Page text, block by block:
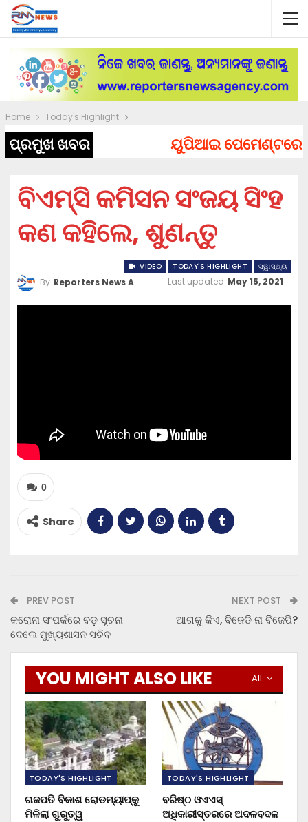
Home Today's Highlight
ପ୍ରମୁଖ ଖବର ୟୁପିଆଇ ପେମେଣ୍ଟରେ
ବିଏମ୍‌ସି କମିସନ ସଂଜୟ ସିଂହ
କଣ କହିଲେ, ଶୁଣନ୍ତୁ
VIDEO TODAY'S HIGHLIGHT ସ୍ୱାସ୍ଥ୍ୟ
By Reporters News Agency Last updated May 15, 2021
0
Share
PREV POST
କରୋନା ସଂପର୍କରେ ବଡ଼ ସୂଚନା
ଦେଲେ ମୁଖ୍ୟଶାସନ ସଚିବ
NEXT POST
ଆଗକୁ କିଏ, ବିଜେଡି ନା ବିଜେପି?
All
YOU MIGHT ALSO LIKE
TODAY'S HIGHLIGHT
ଗଜପତି ବିକାଶ ରୋଡମ୍ୟାପ୍‌କୁ
ମିଳିଲା ଗୁରୁତ୍ୱ
TODAY'S HIGHLIGHT
ବରିଷ୍ଠ ଓଏଏସ୍‌
ଅଧିକାରୀସ୍ତରରେ ଅଦଳବଦଳ